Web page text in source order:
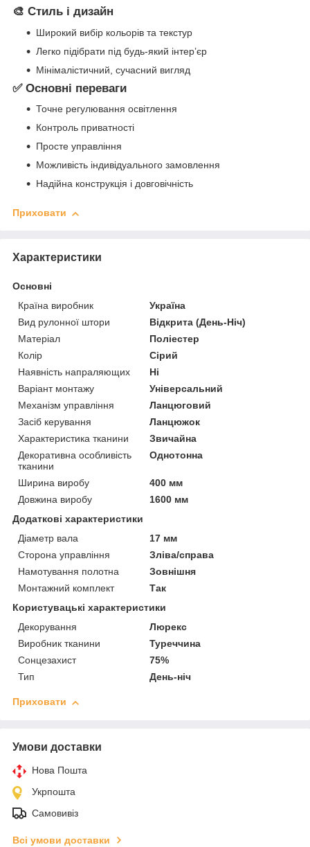
🎨 Стиль і дизайн
Широкий вибір кольорів та текстур
Легко підібрати під будь-який інтер’єр
Мінімалістичний, сучасний вигляд
✅ Основні переваги
Точне регулювання освітлення
Контроль приватності
Просте управління
Можливість індивідуального замовлення
Надійна конструкція і довговічність
Приховати
Характеристики
Основні
Країна виробник
Україна
Вид рулонної штори
Відкрита (День-Ніч)
Матеріал
Поліестер
Колір
Сірий
Наявність напраляющих
Ні
Варіант монтажу
Універсальний
Механізм управління
Ланцюговий
Засіб керування
Ланцюжок
Характеристика тканини
Звичайна
Декоративна особливість
тканини
Однотонна
Ширина виробу
400 мм
Довжина виробу
1600 мм
Додаткові характеристики
Діаметр вала
17 мм
Сторона управління
Зліва/справа
Намотування полотна
Зовнішня
Монтажний комплект
Так
Користувацькі характеристики
Декорування
Люрекс
Виробник тканини
Туреччина
Сонцезахист
75%
Тип
День-ніч
Приховати
Умови доставки
Нова Пошта
Укрпошта
Самовивіз
Всі умови доставки